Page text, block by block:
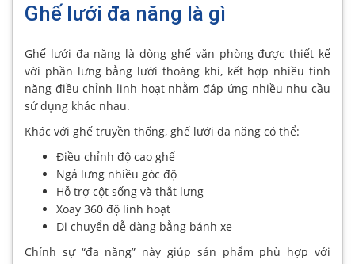
Ghế lưới đa năng là gì
Ghế lưới đa năng là dòng ghế văn phòng được thiết kế
với phần lưng bằng lưới thoáng khí, kết hợp nhiều tính
năng điều chỉnh linh hoạt nhằm đáp ứng nhiều nhu cầu
sử dụng khác nhau.
Khác với ghế truyền thống, ghế lưới đa năng có thể:
Điều chỉnh độ cao ghế
Ngả lưng nhiều góc độ
Hỗ trợ cột sống và thắt lưng
Xoay 360 độ linh hoạt
Di chuyển dễ dàng bằng bánh xe
Chính sự “đa năng” này giúp sản phẩm phù hợp với